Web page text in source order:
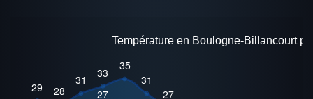
Température en Boulogne-Billancourt